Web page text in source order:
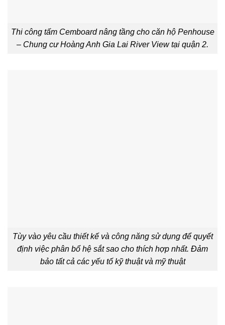
Thi công tấm Cemboard nâng tầng cho căn hộ Penhouse
– Chung cư Hoàng Anh Gia Lai River View tại quận 2.
Tùy vào yêu cầu thiết kế và công năng sử dụng để quyết
định việc phân bổ hệ sắt sao cho thích hợp nhất. Đảm
bảo tất cả các yếu tố kỹ thuật và mỹ thuật